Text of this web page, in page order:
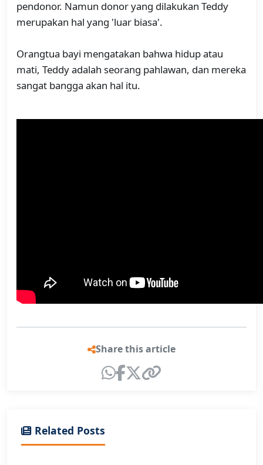
pendonor. Namun donor yang dilakukan Teddy
merupakan hal yang 'luar biasa'.
Orangtua bayi mengatakan bahwa hidup atau
mati, Teddy adalah seorang pahlawan, dan mereka
sangat bangga akan hal itu.
Share this article
Related Posts